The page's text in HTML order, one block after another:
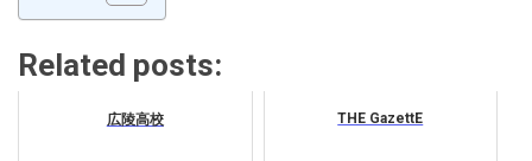
Related posts:
広陵高校 THE GazettE